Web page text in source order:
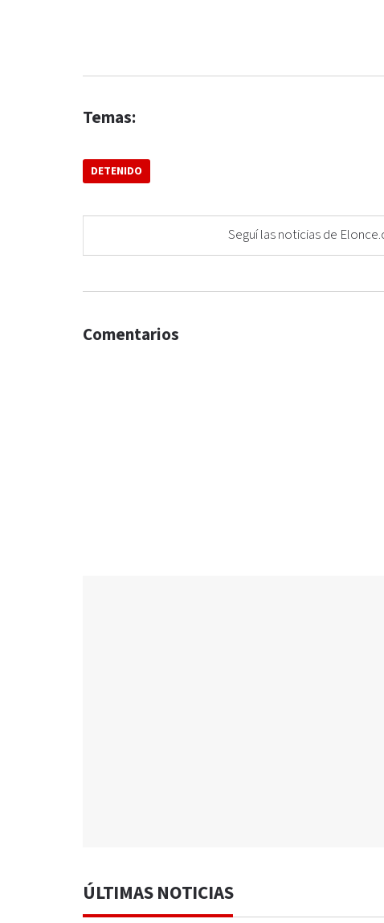
Temas:
DETENIDO
Seguí las noticias de
Comentarios
ÚLTIMAS NOTICIAS